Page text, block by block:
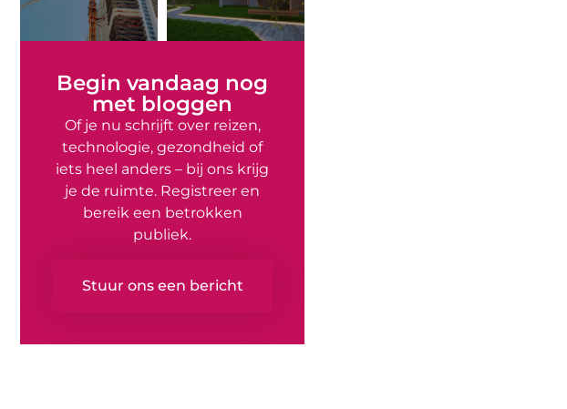
Begin vandaag nog
met bloggen
Of je nu schrijft over reizen,
technologie, gezondheid of
iets heel anders – bij ons krijg
je de ruimte. Registreer en
bereik een betrokken
publiek.
Stuur ons een bericht